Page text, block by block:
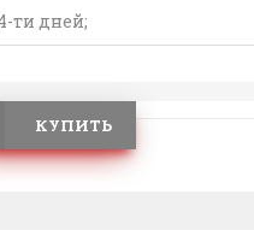
ти дней;
КУПИТЬ